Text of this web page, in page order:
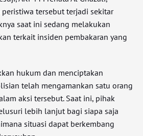
tersebut terjadi sekitar
saat ini sedang melakukan
terkait insiden pembakaran yang
hukum dan menciptakan
telah mengamankan satu orang
aksi tersebut. Saat ini, pihak
lebih lanjut bagi siapa saja
situasi dapat berkembang